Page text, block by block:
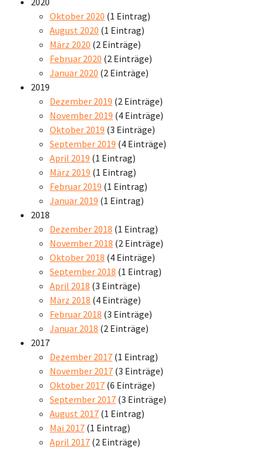
Oktober 2020 (1 Eintrag)
August 2020 (1 Eintrag)
März 2020 (2 Einträge)
Februar 2020 (2 Einträge)
Januar 2020 (2 Einträge)
2019
Dezember 2019 (2 Einträge)
November 2019 (4 Einträge)
Oktober 2019 (3 Einträge)
September 2019 (4 Einträge)
April 2019 (1 Eintrag)
März 2019 (1 Eintrag)
Februar 2019 (1 Eintrag)
Januar 2019 (1 Eintrag)
2018
Dezember 2018 (1 Eintrag)
November 2018 (2 Einträge)
Oktober 2018 (4 Einträge)
September 2018 (1 Eintrag)
April 2018 (3 Einträge)
März 2018 (4 Einträge)
Februar 2018 (3 Einträge)
Januar 2018 (2 Einträge)
2017
Dezember 2017 (1 Eintrag)
November 2017 (3 Einträge)
Oktober 2017 (6 Einträge)
September 2017 (3 Einträge)
August 2017 (1 Eintrag)
Mai 2017 (1 Eintrag)
April 2017 (2 Einträge)